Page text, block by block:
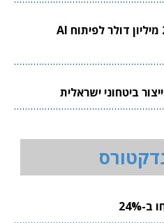
Limitless Labs גייסה 20 מיליון דולר לפיתוח AI
24%